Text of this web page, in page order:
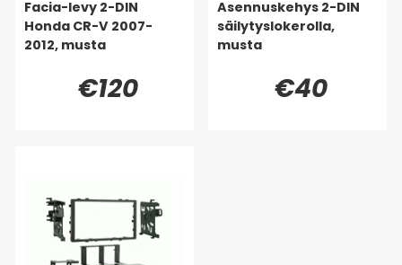
Facia-levy 2-DIN
Honda CR-V 2007-
2012, musta
€120
Asennuskehys 2-DIN
säilytyslokerolla,
musta
€40